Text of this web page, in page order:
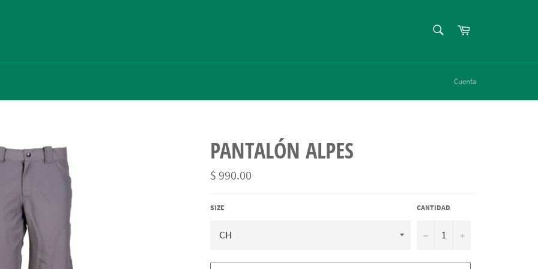
Carrito
Cuenta
PANTALÓN ALPES
Precio
habitual
$ 990.00
SIZE CANTIDAD
− +